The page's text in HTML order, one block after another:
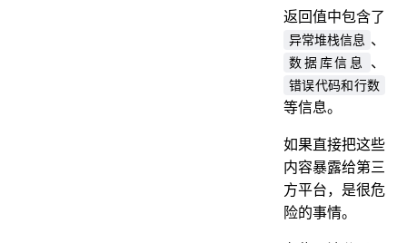
返回值中包含了
异常堆栈信息 、
数据库信息 、
错误代码和行数
等信息。
如果直接把这些
内容暴露给第三
方平台，是很危
险的事情。